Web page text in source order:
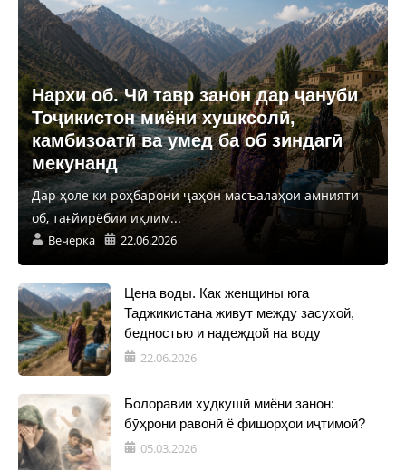
Нархи об. Чӣ тавр занон дар ҷануби
Тоҷикистон миёни хушксолӣ,
камбизоатӣ ва умед ба об зиндагӣ
мекунанд
Дар ҳоле ки роҳбарони ҷаҳон масъалаҳои амнияти
об, тағйирёбии иқлим...
Вечерка 22.06.2026
Цена воды. Как женщины юга
Таджикистана живут между засухой,
бедностью и надеждой на воду
22.06.2026
Болоравии худкушӣ миёни занон:
бӯҳрони равонӣ ё фишорҳои иҷтимоӣ?
05.03.2026